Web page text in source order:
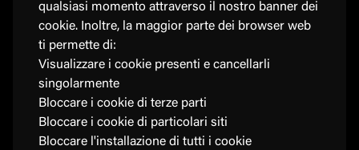
qualsiasi momento attraverso il nostro banner dei
cookie. Inoltre, la maggior parte dei browser web
ti permette di:
Visualizzare i cookie presenti e cancellarli
singolarmente
Bloccare i cookie di terze parti
Bloccare i cookie di particolari siti
Bloccare l'installazione di tutti i cookie